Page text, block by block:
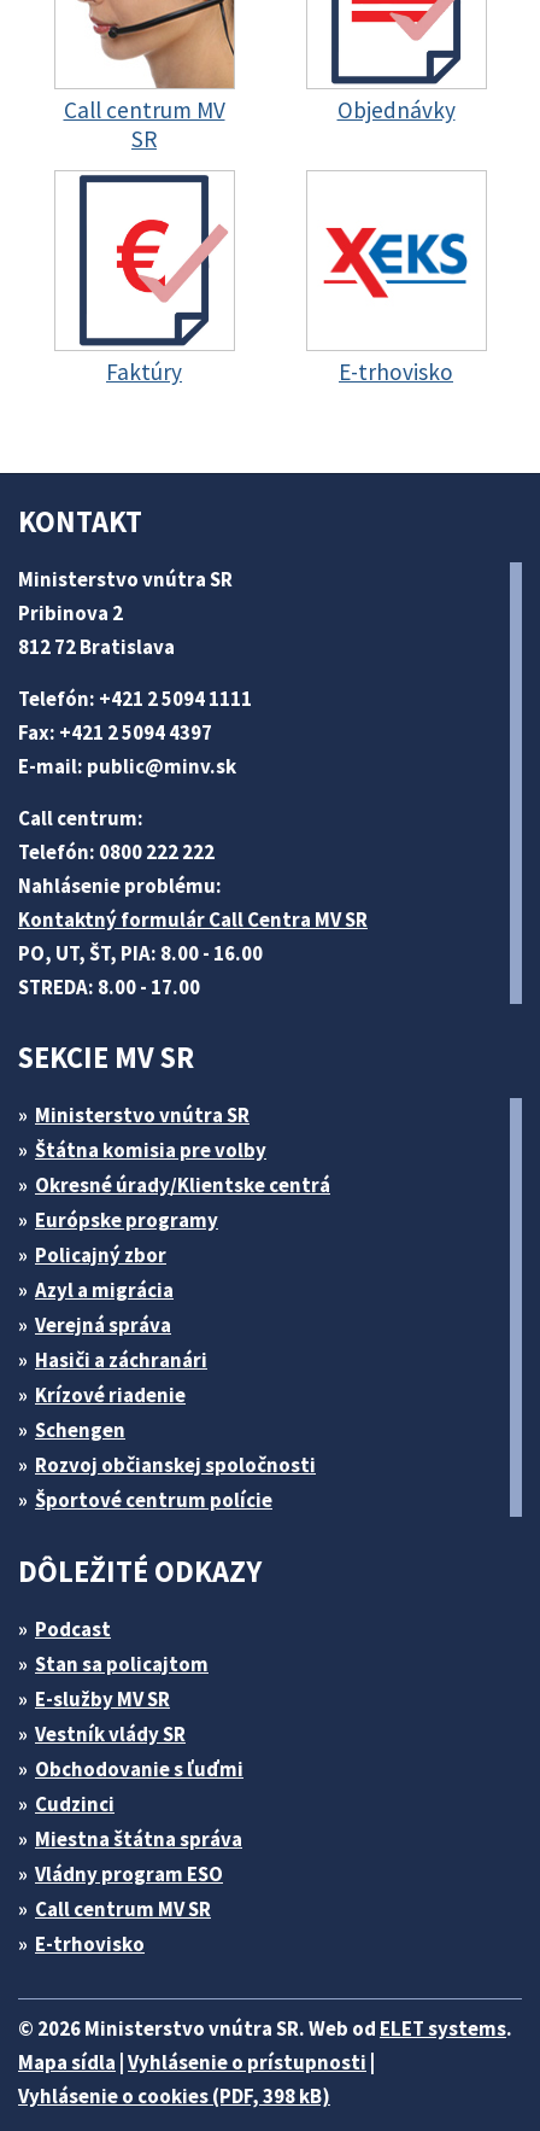
Call centrum MV
SR
Objednávky
Faktúry E-trhovisko
KONTAKT
Ministerstvo vnútra SR
Pribinova 2
812 72 Bratislava
Telefón: +421 2 5094 1111
Fax: +421 2 5094 4397
E-mail: public@minv.sk
Call centrum:
Telefón: 0800 222 222
Nahlásenie problému:
Kontaktný formulár Call Centra MV SR
PO, UT, ŠT, PIA: 8.00 - 16.00
STREDA: 8.00 - 17.00
SEKCIE MV SR
Ministerstvo vnútra SR
Štátna komisia pre volby
Okresné úrady/Klientske centrá
Európske programy
Policajný zbor
Azyl a migrácia
Verejná správa
Hasiči a záchranári
Krízové riadenie
Schengen
Rozvoj občianskej spoločnosti
Športové centrum polície
DÔLEŽITÉ ODKAZY
Podcast
Stan sa policajtom
E-služby MV SR
Vestník vlády SR
Obchodovanie s ľuďmi
Cudzinci
Miestna štátna správa
Vládny program ESO
Call centrum MV SR
E-trhovisko
© 2026 Ministerstvo vnútra SR. Web od ELET systems.
Mapa sídla Vyhlásenie o prístupnosti
Vyhlásenie o cookies (PDF, 398 kB)